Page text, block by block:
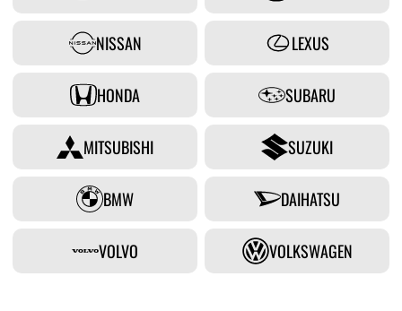
NISSAN LEXUS
HONDA SUBARU
MITSUBISHI SUZUKI
BMW DAIHATSU
VOLVO VOLKSWAGEN